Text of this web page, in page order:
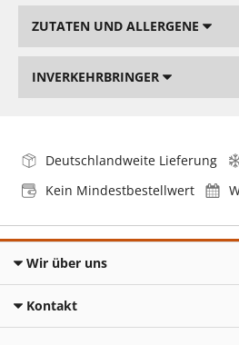
ZUTATEN UND ALLERGENE
INVERKEHRBRINGER
Deutschlandweite Lieferung
Kein Mindestbestellwert
Wir über uns
Kontakt